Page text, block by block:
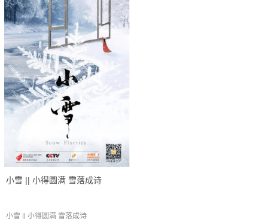
小雪 || 小得圆满 雪落成诗
小雪 || 小得圆满 雪落成诗